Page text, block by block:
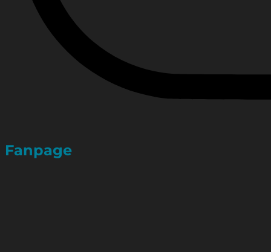
Fanpage